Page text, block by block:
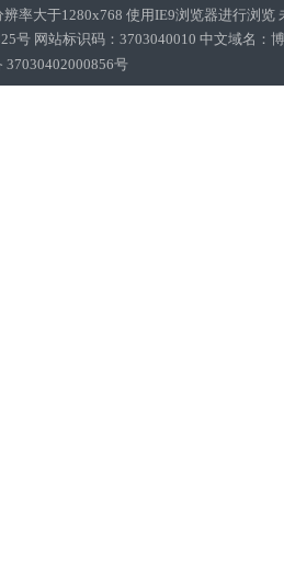
率大于1280x768 使用IE9浏览器进行浏览
号 网站标识码：3703040010 中文域名：
37030402000856号